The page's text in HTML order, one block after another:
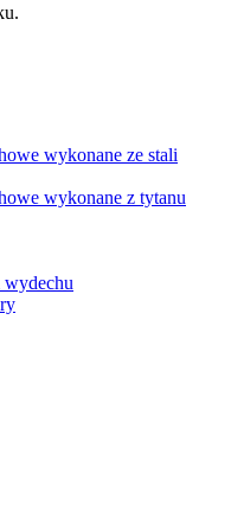
wykonane ze stali
wykonane z tytanu